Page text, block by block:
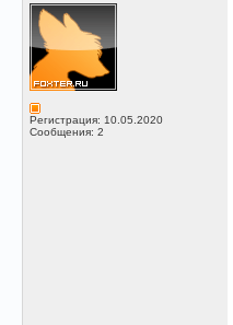
Регистрация: 10.05.2020
Сообщения: 2